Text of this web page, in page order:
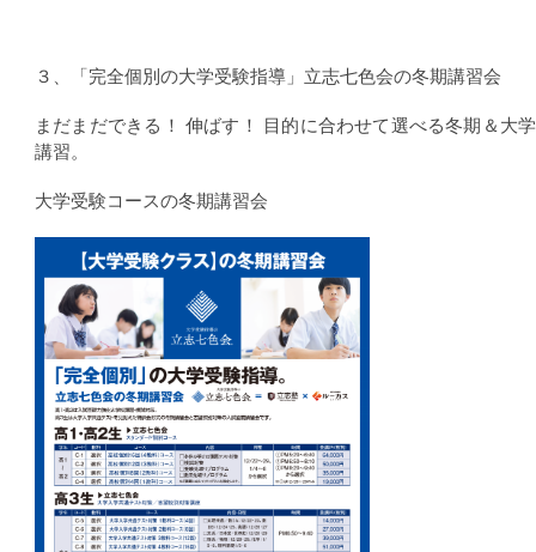
３、「完全個別の大学受験指導」立志七色会の冬期講習会
まだまだできる！ 伸ばす！ 目的に合わせて選べる冬期＆大
講習。
大学受験コースの冬期講習会